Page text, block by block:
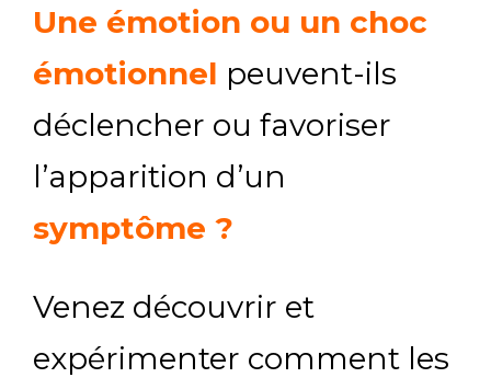
Une émotion ou un choc
émotionnel peuvent-ils
déclencher ou favoriser
l’apparition d’un
symptôme ?
Venez découvrir et
expérimenter comment les